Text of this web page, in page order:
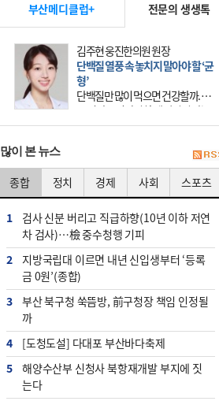
부산메디클럽+ 전문의 생생톡
김주현 웅진한의원 원장
단백질 열풍 속 놓치지 말아야 할 ‘균
형’
단백질만 많이 먹으면 건강할까. 요
즘 건강을 이야기할 때 빠지지 않는
키워드가 단백질이다. 헬스장을 다니
많이 본 뉴스
종합 정치 경제 사회 스포츠
1
검사 신분 버리고 직급하향(10년 이하 저연
차 검사)…檢 중수청행 기피
2
지방국립대 이르면 내년 신입생부터 ‘등록
금 0원’(종합)
3
부산 북구청 쑥뜸방, 前구청장 책임 인정될
까
4
[도청도설] 다대포 부산바다축제
5
해양수산부 신청사 북항재개발 부지에 짓
는다